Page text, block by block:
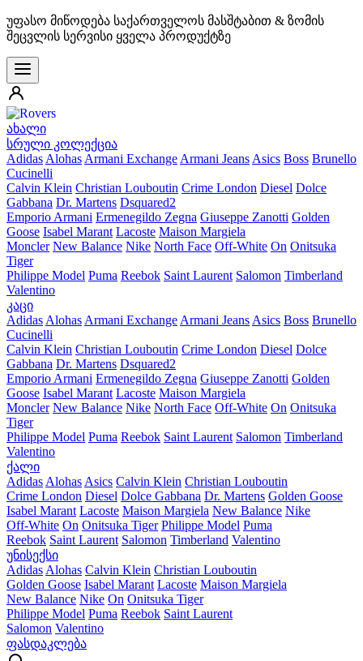
უფასო მიწოდება საქართველოს მასშტაბით & ზომის
შეცვლის სერვისი ყველა პროდუქტზე
ახალი
სრული კოლექცია
Adidas Alohas Armani Exchange Armani Jeans Asics Boss Brunello
Cucinelli
Calvin Klein Christian Louboutin Crime London Diesel Dolce
Gabbana Dr. Martens Dsquared2
Emporio Armani Ermenegildo Zegna Giuseppe Zanotti Golden
Goose Isabel Marant Lacoste Maison Margiela
Moncler New Balance Nike North Face Off-White On Onitsuka
Tiger
Philippe Model Puma Reebok Saint Laurent Salomon Timberland
Valentino
კაცი
Adidas Alohas Armani Exchange Armani Jeans Asics Boss Brunello
Cucinelli
Calvin Klein Christian Louboutin Crime London Diesel Dolce
Gabbana Dr. Martens Dsquared2
Emporio Armani Ermenegildo Zegna Giuseppe Zanotti Golden
Goose Isabel Marant Lacoste Maison Margiela
Moncler New Balance Nike North Face Off-White On Onitsuka
Tiger
Philippe Model Puma Reebok Saint Laurent Salomon Timberland
Valentino
ქალი
Adidas Alohas Asics Calvin Klein Christian Louboutin
Crime London Diesel Dolce Gabbana Dr. Martens Golden Goose
Isabel Marant Lacoste Maison Margiela New Balance Nike
Off-White On Onitsuka Tiger Philippe Model Puma
Reebok Saint Laurent Salomon Timberland Valentino
უნისექსი
Adidas Alohas Calvin Klein Christian Louboutin
Golden Goose Isabel Marant Lacoste Maison Margiela
New Balance Nike On Onitsuka Tiger
Philippe Model Puma Reebok Saint Laurent
Salomon Valentino
ფასდაკლება